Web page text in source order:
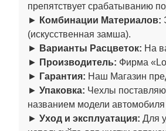
препятствует срабатыванию
► Комбинации Материалов:
(искусственная замша).
► Варианты Расцветок: На
► Производитель: Фирма
► Гарантия: Наш Магазин
► Упаковка: Чехлы
названием модели
► Уход и эксплуатация: Для